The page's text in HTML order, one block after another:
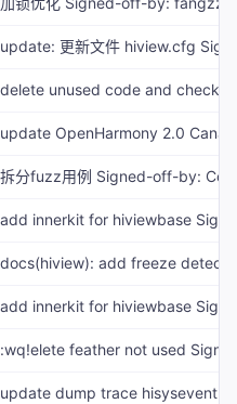
update OpenHarmony 2.0